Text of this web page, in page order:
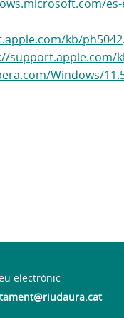
kb/ph5042.
support.apple.com/
Windows/
electrònic